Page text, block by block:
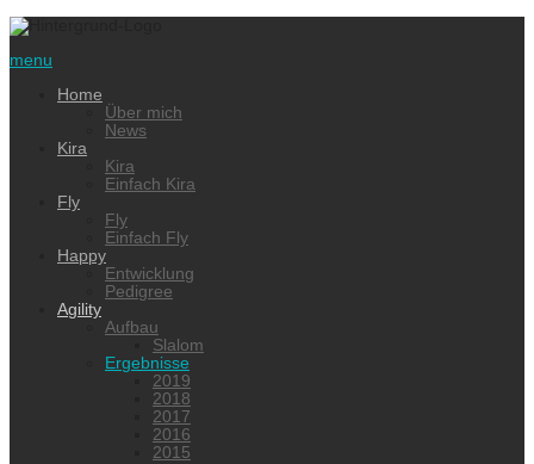
menu
Home
Über mich
News
Kira
Kira
Einfach Kira
Fly
Fly
Einfach Fly
Happy
Entwicklung
Pedigree
Agility
Aufbau
Slalom
Ergebnisse
2019
2018
2017
2016
2015